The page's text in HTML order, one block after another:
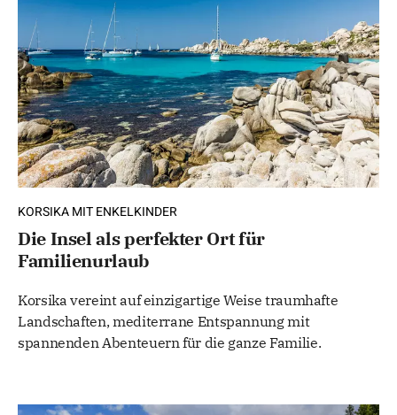
KORSIKA MIT ENKELKINDER
Die Insel als perfekter Ort für
Familienurlaub
Korsika vereint auf einzigartige Weise traumhafte
Landschaften, mediterrane Entspannung mit
spannenden Abenteuern für die ganze Familie.